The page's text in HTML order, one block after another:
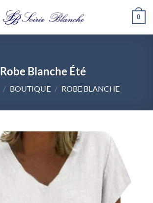
0
Robe Blanche Été
/ BOUTIQUE / ROBE BLANCHE